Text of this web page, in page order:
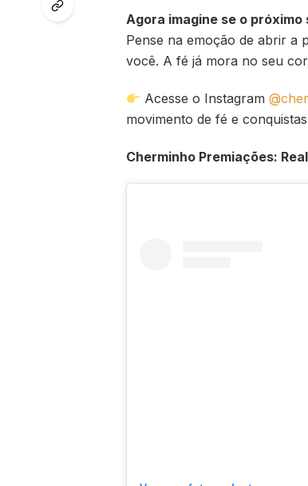
Agora imagine se o
Pense na emoção de abrir a
você. A fé já mora no seu
Acesse o Instagram
movimento de fé e
Cherminho Premiações: